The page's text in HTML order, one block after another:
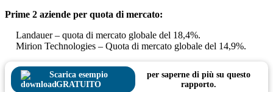
Prime 2 aziende per quota di mercato:
Landauer – quota di mercato globale del 18,4%.
Mirion Technologies – Quota di mercato globale del 14,9%.
Scarica esempio
GRATUITO
per saperne di più su questo
rapporto.